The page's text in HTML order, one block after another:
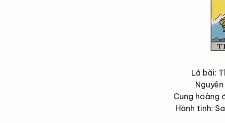
Lá bài:
Cung hoàng
Hành tinh: